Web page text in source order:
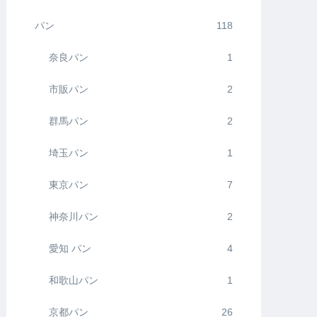
パン 118
奈良パン 1
市販パン 2
群馬パン 2
埼玉パン 1
東京パン 7
神奈川パン 2
愛知 パン 4
和歌山パン 1
京都パン 26